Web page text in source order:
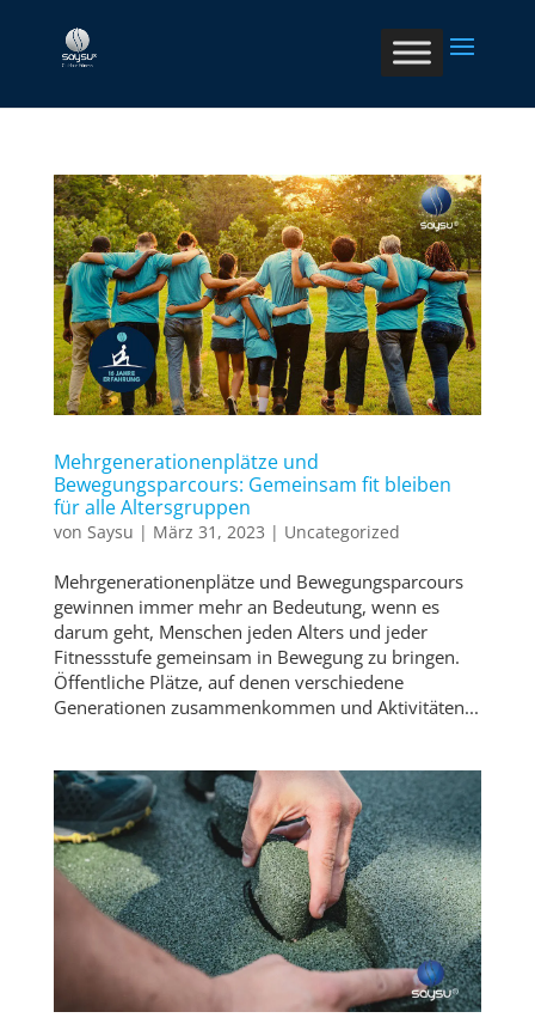
Mehrgenerationenplätze und
Bewegungsparcours: Gemeinsam fit bleiben
für alle Altersgruppen
von Saysu | März 31, 2023 | Uncategorized
Mehrgenerationenplätze und Bewegungsparcours
gewinnen immer mehr an Bedeutung, wenn es
darum geht, Menschen jeden Alters und jeder
Fitnessstufe gemeinsam in Bewegung zu bringen.
Öffentliche Plätze, auf denen verschiedene
Generationen zusammenkommen und Aktivitäten...